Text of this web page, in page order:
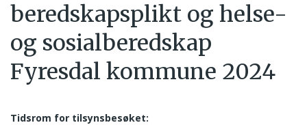
beredskapsplikt og helse-
og sosialberedskap
Fyresdal kommune 2024
Tidsrom for tilsynsbesøket: